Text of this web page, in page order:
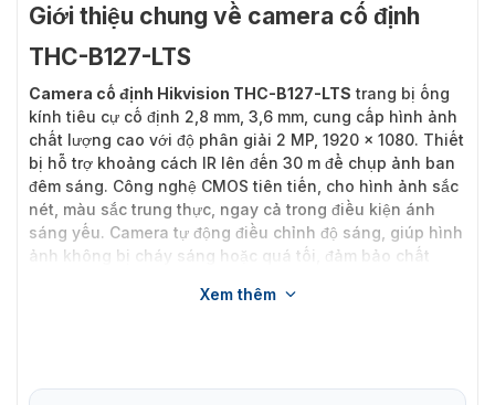
Giới thiệu chung về camera cố định
THC-B127-LTS
Camera cố định Hikvision THC-B127-LTS trang bị ống
kính tiêu cự cố định 2,8 mm, 3,6 mm, cung cấp hình ảnh
chất lượng cao với độ phân giải 2 MP, 1920 × 1080. Thiết
bị hỗ trợ khoảng cách IR lên đến 30 m để chụp ảnh ban
đêm sáng. Công nghệ CMOS tiên tiến, cho hình ảnh sắc
nét, màu sắc trung thực, ngay cả trong điều kiện ánh
sáng yếu. Camera tự động điều chỉnh độ sáng, giúp hình
ảnh không bị cháy sáng hoặc quá tối, đảm bảo chất
Xem thêm